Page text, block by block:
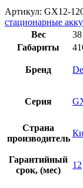
Артикул: GX12-
стационарные
Вес
Габариты
Бренд
Серия
Страна
производитель
Гарантийный
срок, (мес)
12